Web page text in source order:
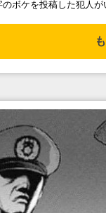
のボケを投稿した犯人